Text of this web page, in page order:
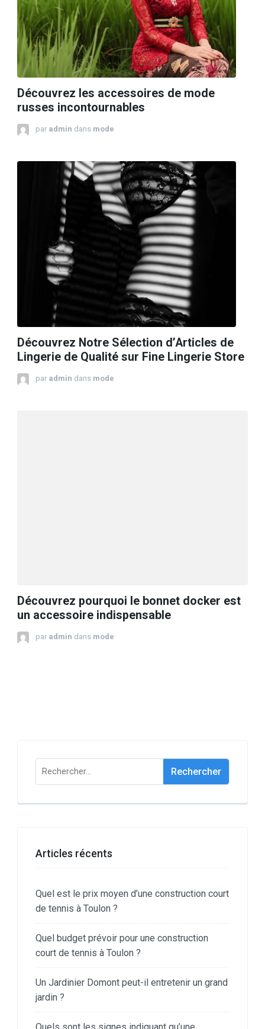
Découvrez les accessoires de mode
russes incontournables
par admin dans mode
Découvrez Notre Sélection d’Articles de
Lingerie de Qualité sur Fine Lingerie Store
par admin dans mode
Découvrez pourquoi le bonnet docker est
un accessoire indispensable
par admin dans mode
Rechercher :
Articles récents
Quel est le prix moyen d’une construction court
de tennis à Toulon ?
Quel budget prévoir pour une construction
court de tennis à Toulon ?
Un Jardinier Domont peut-il entretenir un grand
jardin ?